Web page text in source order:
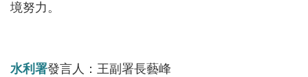
回
境努力。
水利署發言人：王副署長藝峰